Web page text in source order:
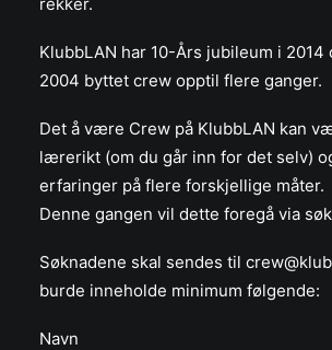
KlubbLAN har 10-Års jubileum i 2014
2004 byttet crew opptil flere ganger.
Det å være Crew på KlubbLAN kan
lærerikt (om du går inn for det selv)
erfaringer på flere forskjellige måter.
Denne gangen vil dette foregå via
Søknadene skal sendes til
burde inneholde minimum følgende:
Navn